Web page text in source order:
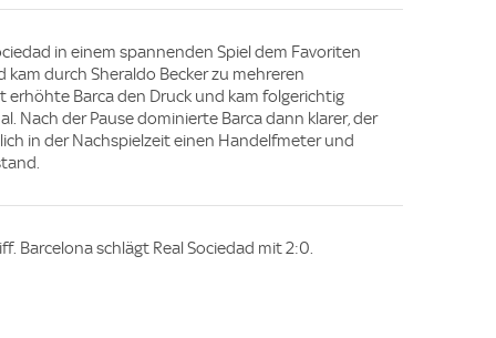
in einem spannenden Spiel dem Favoriten
durch Sheraldo Becker zu mehreren
erhöhte Barca den Druck und kam folgerichtig
Nach der Pause dominierte Barca dann klarer, der
in der Nachspielzeit einen Handelfmeter und
Barcelona schlägt Real Sociedad mit 2:0.